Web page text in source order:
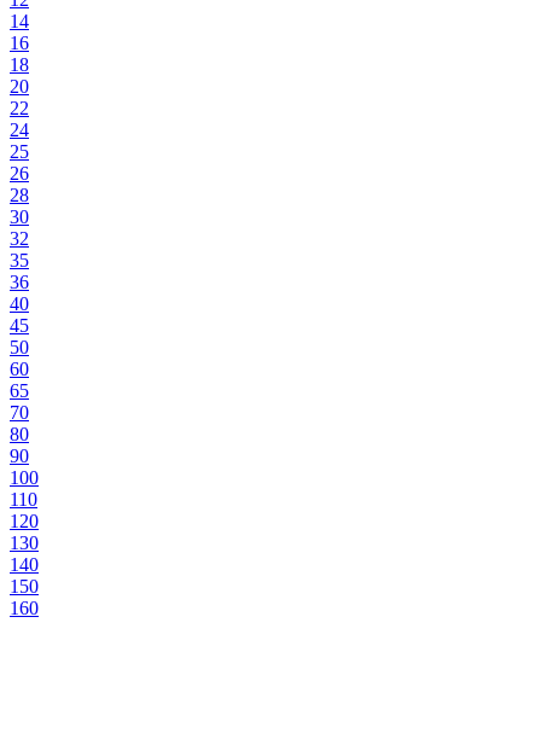
14
16
18
20
22
24
25
26
28
30
32
35
36
40
45
50
60
65
70
80
90
100
110
120
130
140
150
160